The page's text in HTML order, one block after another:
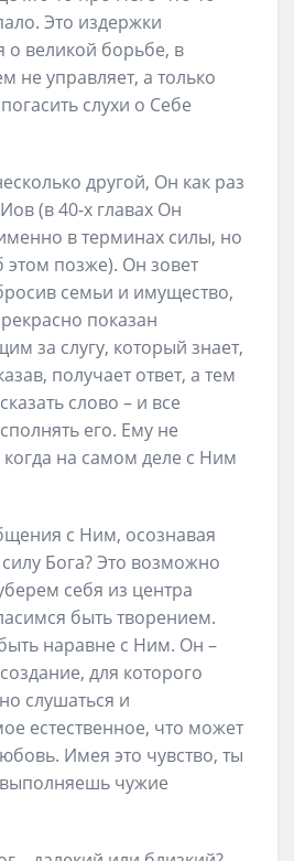
Это издержки
о великой борьбе, в
не управляет, а только
слухи о Себе
другой, Он как раз
(в 40-х главах Он
в терминах силы, но
позже). Он зовет
семьи и имущество,
показан
за слугу, который знает,
получает ответ, а тем
слово – и все
его. Ему не
на самом деле с Ним
с Ним, осознавая
Бога? Это возможно
себя из центра
быть творением.
наравне с Ним. Он –
для которого
слушаться и
естественное, что может
Имея это чувство, ты
чужие